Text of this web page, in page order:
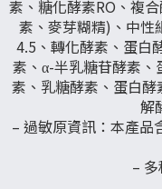
素、糖化酵素RO、複
素、麥芽糊精)、中性
4.5、轉化酵素、蛋白
素、α-半乳糖苷酵素
素、乳糖酵素、蛋白
解
– 過敏原資訊：本產品
–